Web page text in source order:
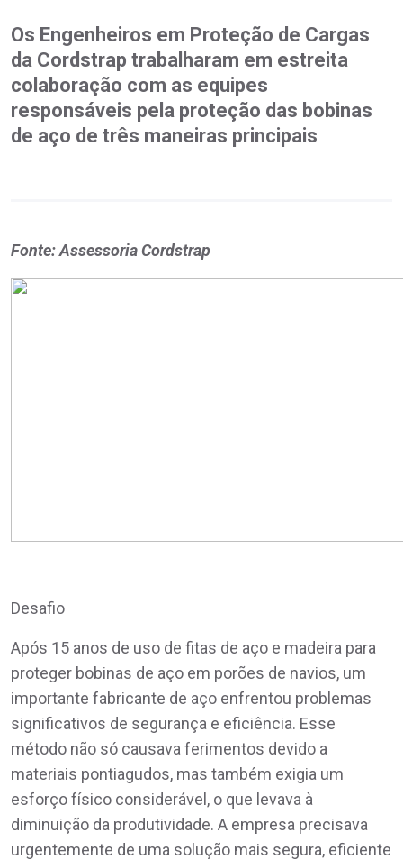
Os Engenheiros em Proteção de Cargas
da Cordstrap trabalharam em estreita
colaboração com as equipes
responsáveis pela proteção das bobinas
de aço de três maneiras principais
Fonte: Assessoria Cordstrap
Desafio
Após 15 anos de uso de fitas de aço e madeira para
proteger bobinas de aço em porões de navios, um
importante fabricante de aço enfrentou problemas
significativos de segurança e eficiência. Esse
método não só causava ferimentos devido a
materiais pontiagudos, mas também exigia um
esforço físico considerável, o que levava à
diminuição da produtividade. A empresa precisava
urgentemente de uma solução mais segura, eficiente